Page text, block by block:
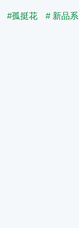
#孤挺花 # 新品系